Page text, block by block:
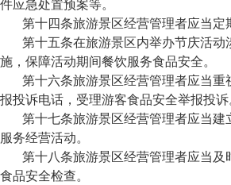
第十四条旅游景区经营管理者应当
第十五条在旅游景区内举办节庆活
施，保障活动期间餐饮服务食品安全。
第十六条旅游景区经营管理者应当
报投诉电话，受理游客食品安全举报投诉
第十七条旅游景区经营管理者应当
服务经营活动。
第十八条旅游景区经营管理者应当
食品安全检查。